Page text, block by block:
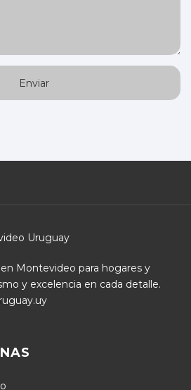
Montevideo para hogares y
y excelencia en cada detalle.